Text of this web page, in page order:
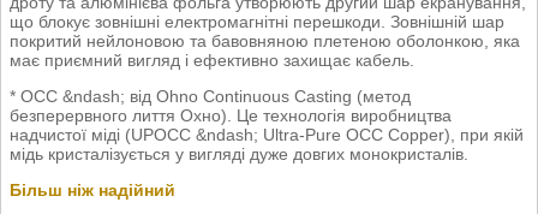
що блокує зовнішні електромагнітні перешкоди. Зовнішній шар
покритий нейлоновою та бавовняною плетеною оболонкою, яка
має приємний вигляд і ефективно захищає кабель.
* OCC &ndash; від Ohno Continuous Casting (метод
безперервного лиття Охно). Це технологія виробництва
надчистої міді (UPOCC &ndash; Ultra-Pure OCC Copper), при якій
мідь кристалізується у вигляді дуже довгих монокристалів.
Більш ніж надійний